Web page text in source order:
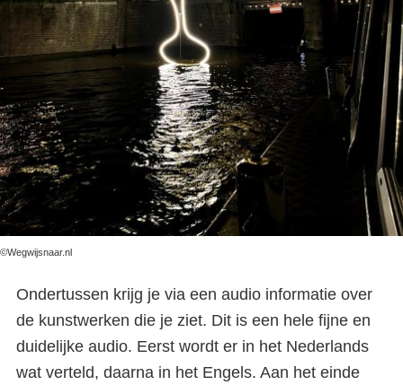
©Wegwijsnaar.nl
Ondertussen krijg je via een audio informatie over
de kunstwerken die je ziet. Dit is een hele fijne en
duidelijke audio. Eerst wordt er in het Nederlands
wat verteld, daarna in het Engels. Aan het einde